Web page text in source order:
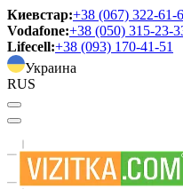
Киевстар:+38 (067) 322-61-
Vodafone:+38 (050) 315-23-
Lifecell:+38 (093) 170-41-51
Украина
RUS